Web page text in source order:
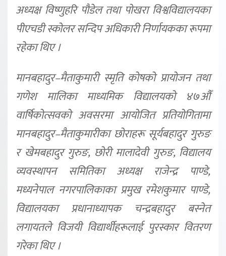
अध्यक्ष विष्णुहरि पौडेल तथा पोखरा विश्वविद्यालयका
पीएचडी स्कोलर सन्दिप अधिकारी निर्णायकका रूपमा
रहेका थिए ।
मानबहादुर–मैताकुमारी स्मृति कोषको प्रायोजन तथा
गणेश मालिका माध्यमिक विद्यालयको ४७औँ
वार्षिकोत्सवको अवसरमा आयोजित प्रतियोगितामा
मानबहादुर–मैताकुमारीका छोराहरू सूर्यबहादुर गुरुङ
र खेमबहादुर गुरुङ, छोरी मालादेवी गुरुङ, विद्यालय
व्यवस्थापन समितिका अध्यक्ष राजेन्द्र पाण्डे,
मध्यनेपाल नगरपालिकाका प्रमुख रमेशकुमार पाण्डे,
विद्यालयका प्रधानाध्यापक चन्द्रबहादुर बस्नेत
लगायतले विजयी विद्यार्थीहरूलाई पुरस्कार वितरण
गरेका थिए ।